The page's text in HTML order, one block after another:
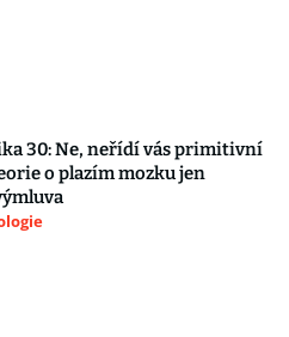
30: Ne, neřídí vás primitivní
o plazím mozku jen